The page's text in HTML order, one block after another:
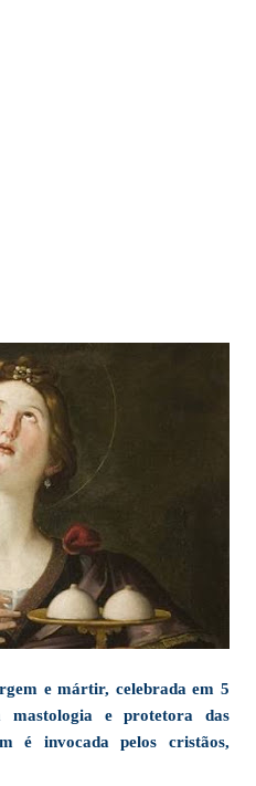
e mártir, celebrada em 5
mastologia e protetora das
é invocada pelos cristãos,